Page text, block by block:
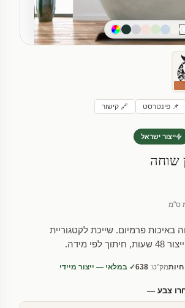
📌 פינטרסט 🔗 קישור
ייצור ישראל
שוחה
באיכות פרמיום. שייכת לקטגוריית
מידה.
מק"ט: 638✓ במלאי — ייצור מיידי
צבע —